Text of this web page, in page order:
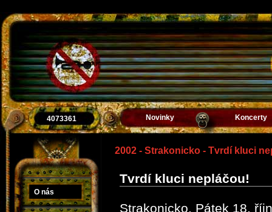
4073361 Novinky Koncerty
O nás
2002 - Strakonicko - Tvrdí kluci
Tvrdí kluci nepláčou!
Strakonicko, Pátek 18.